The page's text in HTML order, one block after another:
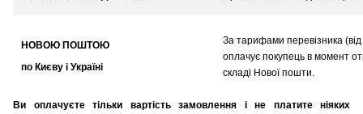
НОВОЮ ПОШТОЮ
по Києву і Україні
За тарифами перевізника (від
оплачує покупець в момент
складі Нової пошти.
Ви оплачуєте тільки вартість замовлення і не платите ніяких